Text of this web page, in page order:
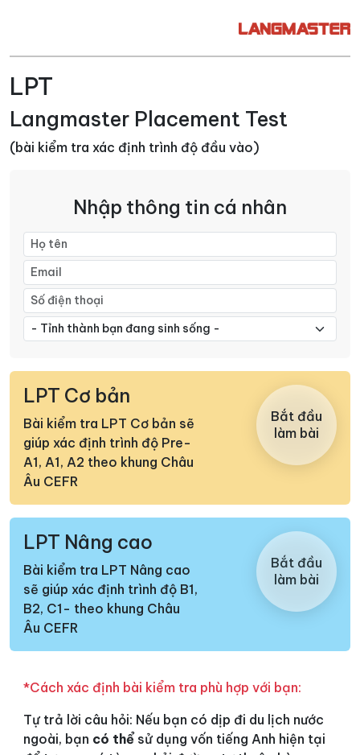
LPT
Langmaster Placement Test
(bài kiểm tra xác định trình độ đầu vào)
Nhập thông tin cá nhân
LPT Cơ bản
Bài kiểm tra LPT Cơ bản sẽ
giúp xác định trình độ Pre-
A1, A1, A2 theo khung Châu
Âu CEFR
Bắt đầu
làm bài
LPT Nâng cao
Bài kiểm tra LPT Nâng cao
sẽ giúp xác định trình độ B1,
B2, C1- theo khung Châu
Âu CEFR
Bắt đầu
làm bài
*Cách xác định bài kiểm tra phù hợp với bạn:
Tự trả lời câu hỏi: Nếu bạn có dịp đi du lịch nước
ngoài, bạn có thể sử dụng vốn tiếng Anh hiện tại